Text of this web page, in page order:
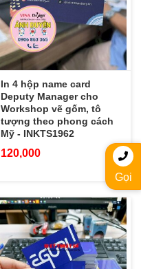
In 4 hộp name card
Deputy Manager cho
Workshop vẽ gốm, tô
tượng theo phong cách
Mỹ - INKTS1962
120,000
Gọi